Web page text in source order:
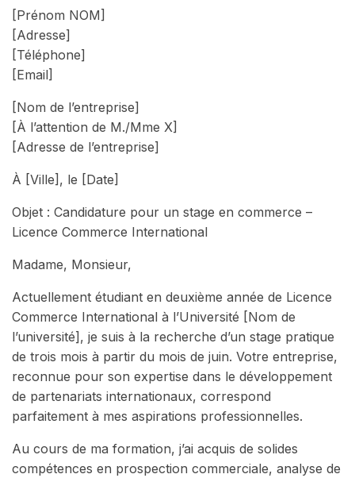
[Prénom NOM]
[Adresse]
[Téléphone]
[Email]
[Nom de l’entreprise]
[À l’attention de M./Mme X]
[Adresse de l’entreprise]
À [Ville], le [Date]
Objet : Candidature pour un stage en commerce –
Licence Commerce International
Madame, Monsieur,
Actuellement étudiant en deuxième année de Licence
Commerce International à l’Université [Nom de
l’université], je suis à la recherche d’un stage pratique
de trois mois à partir du mois de juin. Votre entreprise,
reconnue pour son expertise dans le développement
de partenariats internationaux, correspond
parfaitement à mes aspirations professionnelles.
Au cours de ma formation, j’ai acquis de solides
compétences en prospection commerciale, analyse de